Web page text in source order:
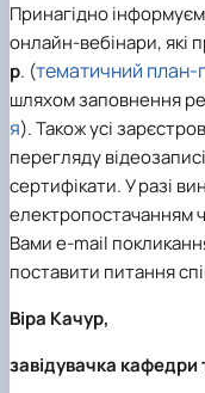
Принагідно
онлайн-вебінари, які
р. (тематичний план-
шляхом заповнення
я). Також усі
перегляду
сертифікати. У разі
електропостачанням
Вами e-mail
поставити питання
Віра Качур,
завідувачка кафедри